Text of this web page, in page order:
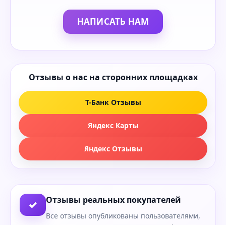
НАПИСАТЬ НАМ
Отзывы о нас на сторонних площадках
Т-Банк Отзывы
Яндекс Карты
Яндекс Отзывы
✓ Отзывы реальных покупателей
Все отзывы опубликованы пользователями,